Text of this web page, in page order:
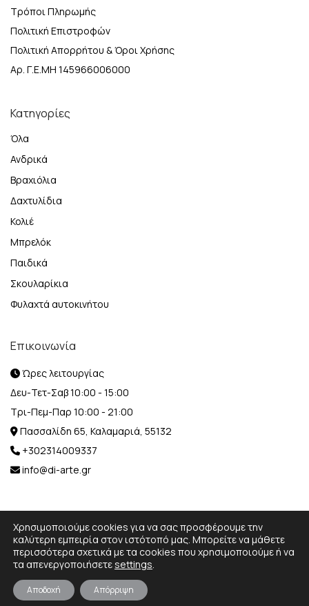
Τρόποι Πληρωμής
Πολιτική Επιστροφών
Πολιτική Απορρήτου & Όροι Χρήσης
Αρ. Γ.Ε.ΜΗ 145966006000
Κατηγορίες
Όλα
Ανδρικά
Βραχιόλια
Δαχτυλίδια
Κολιέ
Μπρελόκ
Παιδικά
Σκουλαρίκια
Φυλαχτά αυτοκινήτου
Επικοινωνία
Ώρες λειτουργίας
Δευ-Τετ-Σαβ 10:00 - 15:00
Τρι-Πεμ-Παρ 10:00 - 21:00
Πασσαλίδη 65, Καλαμαριά, 55132
+302314009337
info@di-arte.gr
© 2026 Designed and Developed by MediaBox.
All rights
reserved.
Χρησιμοποιούμε cookies για να σας προσφέρουμε την
καλύτερη εμπειρία στον ιστότοπό μας. Μπορείτε να μάθετε
περισσότερα σχετικά με τα cookies που χρησιμοποιούμε ή να
τα απενεργοποιήσετεsettings.
Αποδοχή Απόρριψη